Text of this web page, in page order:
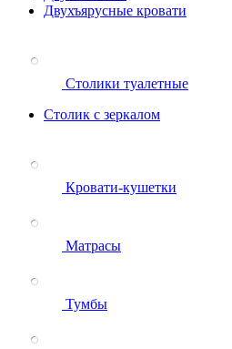
Двухъярусные кровати
Столики туалетные
Столик с зеркалом
Кровати-кушетки
Матрасы
Тумбы